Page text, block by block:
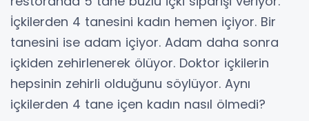
İçkilerden 4 tanesini kadın hemen içiyor. Bir
tanesini ise adam içiyor. Adam daha sonra
içkiden zehirlenerek ölüyor. Doktor içkilerin
hepsinin zehirli olduğunu söylüyor. Aynı
içkilerden 4 tane içen kadın nasıl ölmedi?